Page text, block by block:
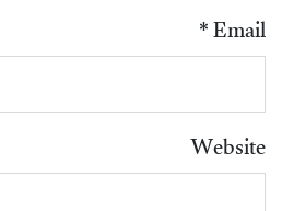
Email
*
Website